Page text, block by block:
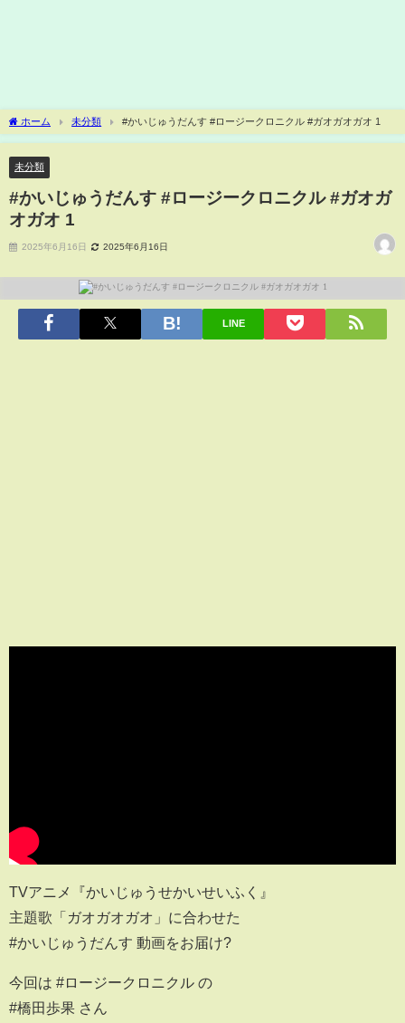
ホーム 未分類 #かいじゅうだんす #ロージークロニクル #ガオガオガオ 1
未分類
#かいじゅうだんす #ロージークロニクル #ガオガ
オガオ 1
2025年6月16日 2025年6月16日
LINE
TVアニメ『かいじゅうせかいせいふく』
主題歌「ガオガオガオ」に合わせた
#かいじゅうだんす 動画をお届け?
今回は #ロージークロニクル の
#橋田歩果 さん